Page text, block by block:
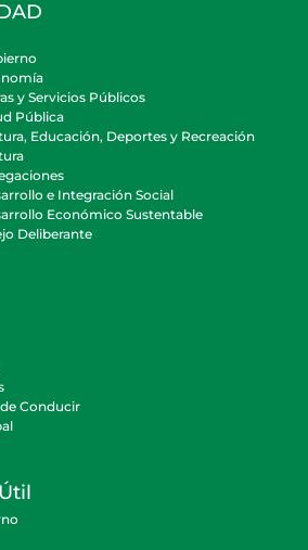
y Servicios Públicos
Pública
Educación, Deportes y Recreación
e Integración Social
Económico Sustentable
Deliberante
Conducir